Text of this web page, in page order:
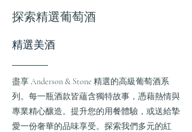
探索精選葡萄酒
精選美酒
盡享 Anderson & Stone 精選的高級葡萄酒系
列。每一瓶酒款皆蘊含獨特故事，憑藉熱情與
專業精心釀造。提升您的用餐體驗，或送給摯
愛一份奢華的品味享受。探索我們多元的紅